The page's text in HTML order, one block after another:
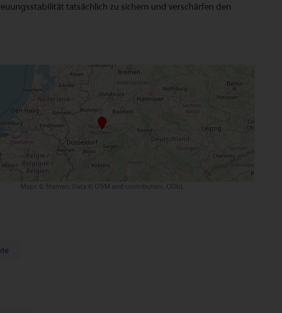
tatsächlich zu sichern und verschärfen den
Maps © Stamen; Data © OSM and contributors, ODbL